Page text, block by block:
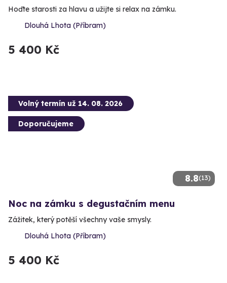
Hoďte starosti za hlavu a užijte si relax na zámku.
Dlouhá Lhota (Příbram)
5 400 Kč
8.8(13)
Volný termín už 14. 08. 2026
Doporučujeme
Noc na zámku s degustačním menu
Zážitek, který potěší všechny vaše smysly.
Dlouhá Lhota (Příbram)
5 400 Kč